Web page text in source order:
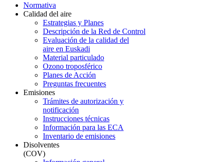
Normativa
Calidad del aire
Estrategias y Planes
Descripción de la Red de Control
Evaluación de la calidad del
aire en Euskadi
Material particulado
Ozono troposférico
Planes de Acción
Preguntas frecuentes
Emisiones
Trámites de autorización y
notificación
Instrucciones técnicas
Información para las ECA
Inventario de emisiones
Disolventes
(COV)